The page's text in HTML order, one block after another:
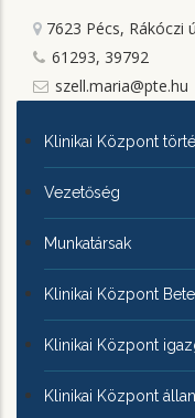
7623 Pécs, Rákóczi
61293, 39792
szell.maria@pte.hu
KLINIKAI
KÖZPONTRÓL
Klinikai Központ
Vezetőség
Munkatársak
Klinikai Központ
Klinikai Központ
Klinikai Központ